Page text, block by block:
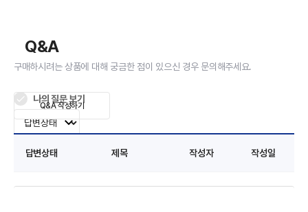
Q&A
구매하시려는 상품에 대해 궁금한 점이 있으신 경우 문의해주세요.
나의 질문 보기
답변상태 제목 작성자 작성일
Q&A 작성하기